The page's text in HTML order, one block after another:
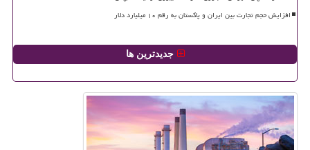
افزایش حجم تجارت بین ایران و پاکستان به رقم ۱۰ میلیارد دلار
جدیدترین ها